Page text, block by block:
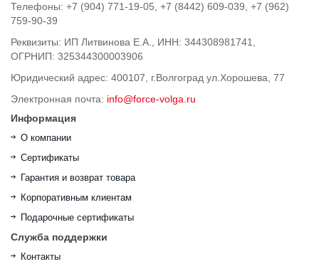
Телефоны: +7 (904) 771-19-05, +7 (8442) 609-039, +7 (962)
759-90-39
Реквизиты: ИП Литвинова Е.А., ИНН: 344308981741,
ОГРНИП: 325344300003906
Юридический адрес: 400107, г.Волгоград ул.Хорошева, 77
Электронная почта: info@force-volga.ru
Информация
О компании
Сертификаты
Гарантия и возврат товара
Корпоративным клиентам
Подарочные сертификаты
Служба поддержки
Контакты